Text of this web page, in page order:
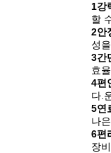
1강
할
2안
성
3간
효
4편
다.
5연
나
6편
장